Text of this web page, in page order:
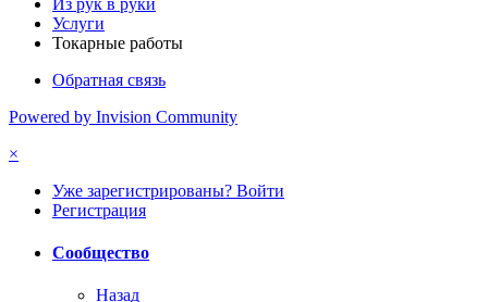
Услуги
Токарные работы
Обратная связь
Powered by Invision Community
×
Уже зарегистрированы? Войти
Регистрация
Сообщество
Назад